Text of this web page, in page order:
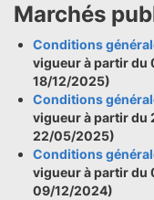
Marchés
Conditions
vigueur à partir
18/12/2025)
Conditions
vigueur à partir
22/05/2025)
Conditions
vigueur à partir du
09/12/2024)